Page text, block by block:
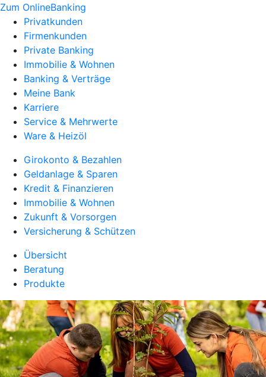
Zum OnlineBanking
Privatkunden
Firmenkunden
Private Banking
Immobilie & Wohnen
Banking & Verträge
Meine Bank
Karriere
Service & Mehrwerte
Ware & Heizöl
Girokonto & Bezahlen
Geldanlage & Sparen
Kredit & Finanzieren
Immobilie & Wohnen
Zukunft & Vorsorgen
Versicherung & Schützen
Übersicht
Beratung
Produkte